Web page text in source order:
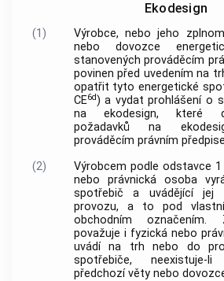
Ekodesign
(1)
Výrobce, nebo jeho
nebo dovozce
stanovených prováděcím
povinen před uvedením na
opatřit tyto energetické
CE6d) a vydat prohlášení o
na ekodesign, které
požadavků na
prováděcím právním
(2)
Výrobcem podle odstavce
nebo právnická osoba
spotřebič a uvádějící
provozu, a to pod
obchodním
považuje i fyzická nebo
uvádí na trh nebo do
spotřebiče, neexistuje-
předchozí věty nebo